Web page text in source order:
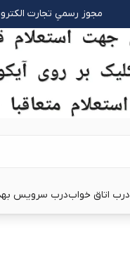
مجوز رسمیِ تجارت
درب اتاق خوابدرب سرویس